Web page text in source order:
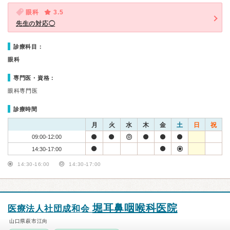
眼科
3.5
先生の対応◯
診療科目：
眼科
専門医・資格：
眼科専門医
診療時間
月 火 水 木 金 土 日 祝
09:00-12:00
14:30-17:00
14:30-16:00 14:30-17:00
医療法人社団成和会堀耳鼻咽喉科医院
山口県萩市江向